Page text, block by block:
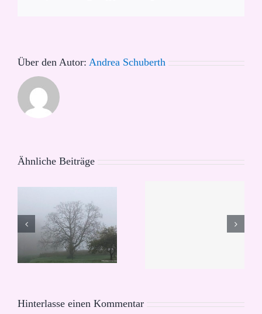
Über den Autor: Andrea Schuberth
Ähnliche Beiträge
DANKE,
DASS ES
EUCH
Zerstörtes
Hinterlasse einen Kommentar